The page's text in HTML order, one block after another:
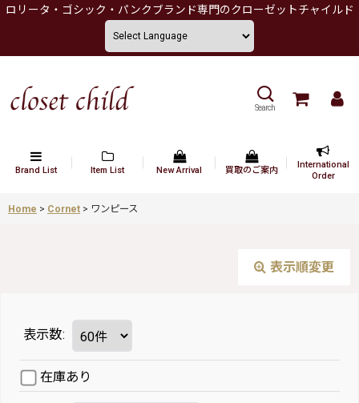
ロリータ・ゴシック・パンクブランド専門のクローゼットチャイルド
Search
Brand List Item List New Arrival 買取のご案内
International
Order
Home > Cornet > ワンピース
表示順変更
表示数:
在庫あり